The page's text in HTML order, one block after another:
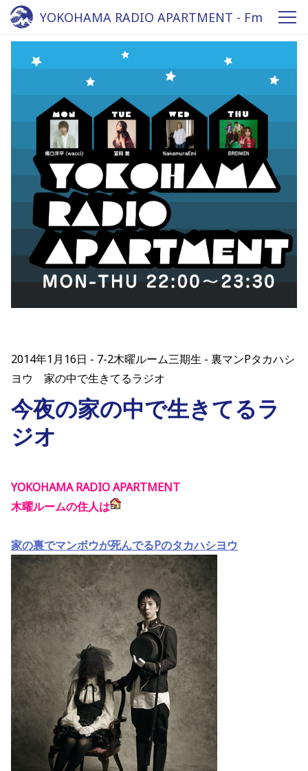
YOKOHAMA RADIO APARTMENT - Fm
yokohama 84.7
2014年1月16日
7-2木曜ルーム三期生 - 裏マンPタカハシ
ヨウ 家の中で生きてるラジオ
今夜の家の中で生きてるラ
ジオ
YOKOHAMA RADIO APARTMENT
木曜ルームの住人は
家の裏でマンボウが死んでるPのタカハシヨウ